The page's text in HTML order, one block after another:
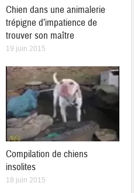
Chien dans une animalerie
trépigne d’impatience de
trouver son maître
19 juin 2015
Compilation de chiens
insolites
18 juin 2015